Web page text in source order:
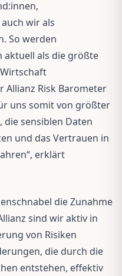
wir als
So werden
aktuell als die größte
Allianz Risk Barometer
uns somit von größter
die sensiblen Daten
und das Vertrauen in
erklärt
die Zunahme
sind wir aktiv in
von Risiken
die durch die
entstehen, effektiv